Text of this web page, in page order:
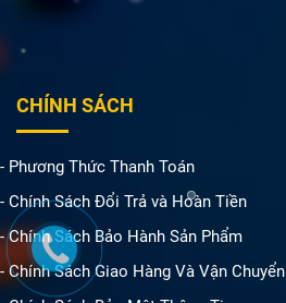
CHÍNH SÁCH
- Phương Thức Thanh Toán
- Chính Sách Đổi Trả và Hoàn Tiền
- Chính Sách Bảo Hành Sản Phẩm
- Chính Sách Giao Hàng Và Vận Chuyển